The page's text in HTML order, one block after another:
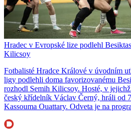
Hradec v Evropské lize podlehl
Kilicsoy
Fotbalisté Hradce Králové v úvodním
ligy podlehli doma favorizovanému
rozhodl Semih Kilicsoy. Hosté, v
český křídelník Václav Černý, hráli od
Kassouma Ouattary. Odveta je na